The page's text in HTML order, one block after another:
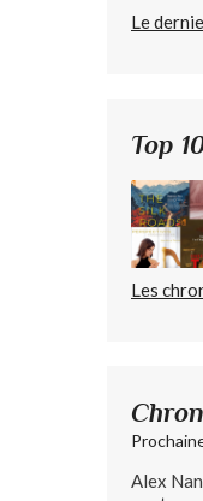
Le
Top
Les
Alex